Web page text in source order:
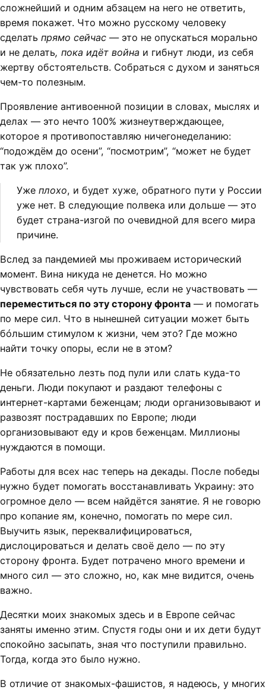
сложнейший и одним абзацем на него не ответить,
время покажет. Что можно русскому человеку
сделать прямо сейчас — это не опускаться морально
и не делать, пока идёт война и гибнут люди, из себя
жертву обстоятельств. Собраться с духом и заняться
чем-то полезным.
Проявление антивоенной позиции в словах, мыслях и
делах — это нечто 100% жизнеутверждающее,
которое я противопоставляю ничегонеделанию:
“подождём до осени”, “посмотрим”, “может не будет
так уж плохо”.
Уже плохо, и будет хуже, обратного пути у России
уже нет. В следующие полвека или дольше — это
будет страна-изгой по очевидной для всего мира
причине.
Вслед за пандемией мы проживаем исторический
момент. Вина никуда не денется. Но можно
чувствовать себя чуть лучше, если не участвовать —
переместиться по эту сторону фронта — и помогать
по мере сил. Что в нынешней ситуации может быть
бóльшим стимулом к жизни, чем это? Где можно
найти точку опоры, если не в этом?
Не обязательно лезть под пули или слать куда-то
деньги. Люди покупают и раздают телефоны с
интернет-картами беженцам; люди организовывают и
развозят пострадавших по Европе; люди
организовывают еду и кров беженцам. Миллионы
нуждаются в помощи.
Работы для всех нас теперь на декады. После победы
нужно будет помогать восстанавливать Украину: это
огромное дело — всем найдётся занятие. Я не говорю
про копание ям, конечно, помогать по мере сил.
Выучить язык, переквалифицироваться,
дислоцироваться и делать своё дело — по эту
сторону фронта. Будет потрачено много времени и
много сил — это сложно, но, как мне видится, очень
важно.
Десятки моих знакомых здесь и в Европе сейчас
заняты именно этим. Спустя годы они и их дети будут
спокойно засыпать, зная что поступили правильно.
Тогда, когда это было нужно.
В отличие от знакомых-фашистов, я надеюсь, у многих